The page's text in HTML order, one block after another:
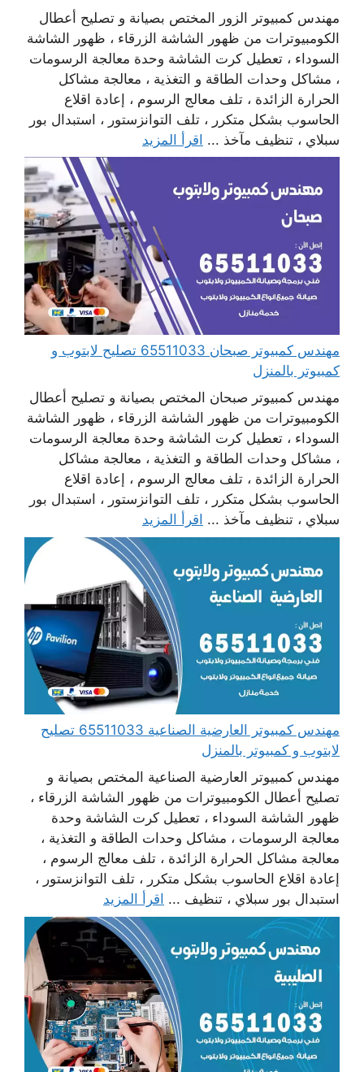
مهندس كمبيوتر الزور المختص بصيانة و تصليح أعطال
الكومبيوترات من ظهور الشاشة الزرقاء ، ظهور الشاشة
السوداء ، تعطيل كرت الشاشة وحدة معالجة الرسومات
، مشاكل وحدات الطاقة و التغذية ، معالجة مشاكل
الحرارة الزائدة ، تلف معالج الرسوم ، إعادة اقلاع
الحاسوب بشكل متكرر ، تلف التوانزستور ، استبدال بور
سبلاي ، تنظيف مآخذ ... اقرأ المزيد
مهندس كمبيوتر صبحان 65511033 تصليح لابتوب و
كمبيوتر بالمنزل
مهندس كمبيوتر صبحان المختص بصيانة و تصليح أعطال
الكومبيوترات من ظهور الشاشة الزرقاء ، ظهور الشاشة
السوداء ، تعطيل كرت الشاشة وحدة معالجة الرسومات
، مشاكل وحدات الطاقة و التغذية ، معالجة مشاكل
الحرارة الزائدة ، تلف معالج الرسوم ، إعادة اقلاع
الحاسوب بشكل متكرر ، تلف التوانزستور ، استبدال بور
سبلاي ، تنظيف مآخذ ... اقرأ المزيد
مهندس كمبيوتر العارضية الصناعية 65511033 تصليح
لابتوب و كمبيوتر بالمنزل
مهندس كمبيوتر العارضية الصناعية المختص بصيانة و
تصليح أعطال الكومبيوترات من ظهور الشاشة الزرقاء ،
ظهور الشاشة السوداء ، تعطيل كرت الشاشة وحدة
معالجة الرسومات ، مشاكل وحدات الطاقة و التغذية ،
معالجة مشاكل الحرارة الزائدة ، تلف معالج الرسوم ،
إعادة اقلاع الحاسوب بشكل متكرر ، تلف التوانزستور ،
استبدال بور سبلاي ، تنظيف ... اقرأ المزيد